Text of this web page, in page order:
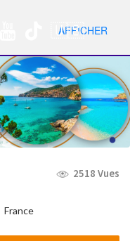
🇺🇸 Nav
2518 Vues
France
AFFICHER